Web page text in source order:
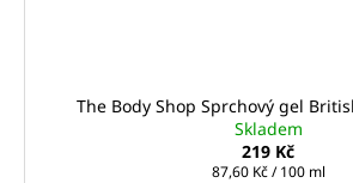
The Body Shop Sprchový gel
Skladem
219 Kč
Měrná
87,60 Kč / 100 ml